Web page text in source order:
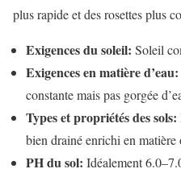
plus rapide et des rosettes plus
Exigences du soleil: Soleil
Exigences en matière d’eau:
constante mais pas gorgée
Types et propriétés des sols:
bien drainé enrichi en matière
PH du sol: Idéalement